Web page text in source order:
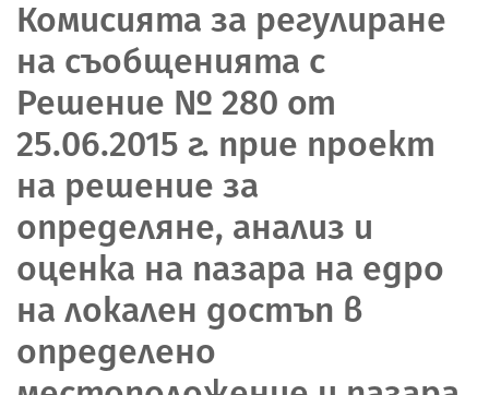
Комисията за регулиране
на съобщенията с
Решение № 280 от
25.06.2015 г. прие проект
на решение за
определяне, анализ и
оценка на пазара на едро
на локален достъп в
определено